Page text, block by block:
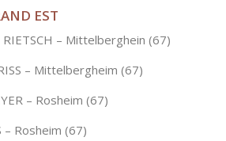
EST
RIETSCH – Mittelberghein (67)
– Mittelbergheim (67)
– Rosheim (67)
– Rosheim (67)